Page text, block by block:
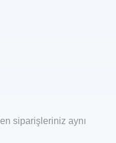
siparişleriniz aynı